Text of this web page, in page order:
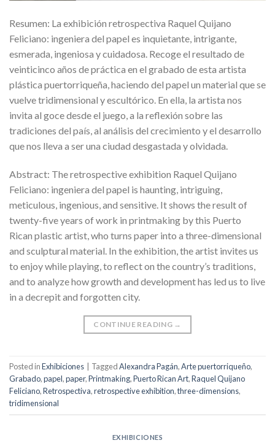
Resumen: La exhibición retrospectiva Raquel Quijano
Feliciano: ingeniera del papel es inquietante, intrigante,
esmerada, ingeniosa y cuidadosa. Recoge el resultado de
veinticinco años de práctica en el grabado de esta artista
plástica puertorriqueña, haciendo del papel un material que se
vuelve tridimensional y escultórico. En ella, la artista nos
invita al goce desde el juego, a la reflexión sobre las
tradiciones del país, al análisis del crecimiento y el desarrollo
que nos lleva a ser una ciudad desgastada y olvidada.
Abstract: The retrospective exhibition Raquel Quijano
Feliciano: ingeniera del papel is haunting, intriguing,
meticulous, ingenious, and sensitive. It shows the result of
twenty-five years of work in printmaking by this Puerto
Rican plastic artist, who turns paper into a three-dimensional
and sculptural material. In the exhibition, the artist invites us
to enjoy while playing, to reflect on the country’s traditions,
and to analyze how growth and development has led us to live
in a decrepit and forgotten city.
CONTINUE READING →
Posted inExhibiciones TaggedAlexandra Pagán,Arte puertorriqueño,
Grabado,papel,paper,Printmaking,Puerto Rican Art,Raquel Quijano
Feliciano,Retrospectiva,retrospective exhibition,three-dimensions,
tridimensional
EXHIBICIONES